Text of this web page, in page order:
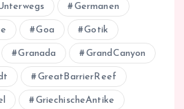
Germanen
Goa Gotik
Granada GrandCanyon
GreatBarrierReef
GriechischeAntike